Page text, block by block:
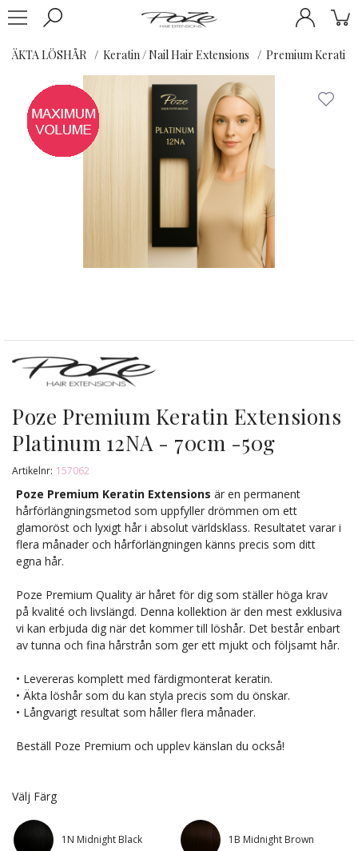
ÄKTA LÖSHÅR Keratin / Nail Hair Extensions Premium Keratin
Poze Premium Keratin Extensions
Platinum 12NA - 70cm -50g
Artikelnr: 157062
Poze Premium Keratin Extensions är en permanent
hårförlängningsmetod som uppfyller drömmen om ett
glamoröst och lyxigt hår i absolut världsklass. Resultatet varar i
flera månader och hårförlängningen känns precis som ditt
egna hår.
Poze Premium Quality är håret för dig som ställer höga krav
på kvalité och livslängd. Denna kollektion är den mest exklusiva
vi kan erbjuda dig när det kommer till löshår. Det består enbart
av tunna och fina hårstrån som ger ett mjukt och följsamt hår.
• Levereras komplett med färdigmonterat keratin.
• Äkta löshår som du kan styla precis som du önskar.
• Långvarigt resultat som håller flera månader.
Beställ Poze Premium och upplev känslan du också!
Välj Färg
1N Midnight Black 1B Midnight Brown